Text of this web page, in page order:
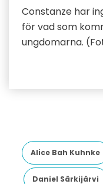
Constanze har
för vad som
ungdomarna.
Alice Bah Kuhnke
Daniel Särkijärvi